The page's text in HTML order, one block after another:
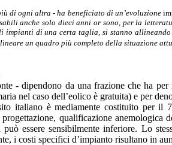
di ogni altra - ha beneficiato di un’evoluzione
anche solo dieci anni or sono, per la
impianti di una certa taglia, si stanno
un quadro più completo della situazione
- dipendono da una frazione che ha
nel caso dell’eolico è gratuita) e per
italiano è mediamente costituito per il
qualificazione
può essere sensibilmente inferiore. Lo
i costi specifici d’impianto risultano in